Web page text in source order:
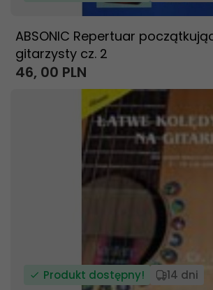
ABSONIC Repertuar
gitarzysty cz. 2
46, 00 PLN
Produkt dostępny! 14 dni